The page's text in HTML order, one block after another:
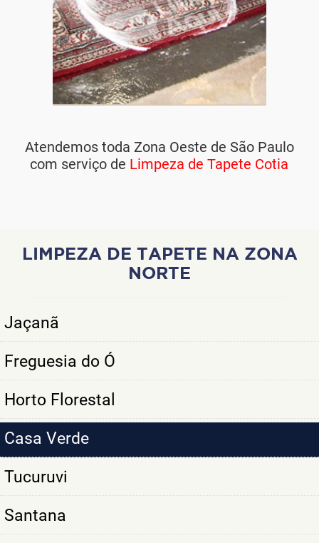
Atendemos toda Zona Oeste de São Paulo
com serviço de Limpeza de Tapete Cotia
LIMPEZA DE TAPETE NA ZONA
NORTE
Jaçanã
Freguesia do Ó
Horto Florestal
Casa Verde
Tucuruvi
Santana